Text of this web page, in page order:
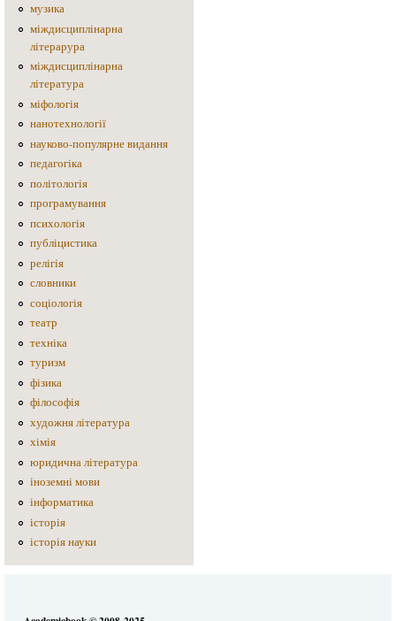
музика
міждисциплінарна
літерарура
міждисциплінарна
література
міфологія
нанотехнології
науково-популярне видання
педагогіка
політологія
програмування
психологія
публіцистика
релігія
словники
соціологія
театр
техніка
туризм
фізика
філософія
художня література
хімія
юридична література
іноземні мови
інформатика
історія
історія науки